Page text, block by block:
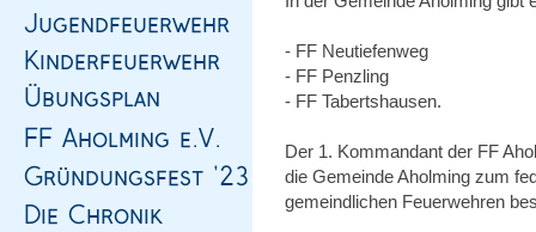
- FF Neutiefenweg
- FF Penzling
- FF Tabertshausen.
Der 1. Kommandant der FF
die Gemeinde Aholming zum
gemeindlichen Feuerwehren